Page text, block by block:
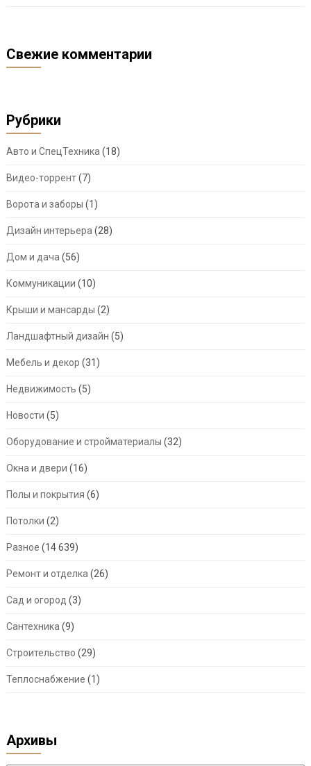
Свежие комментарии
Рубрики
Авто и СпецТехника (18)
Видео-торрент(7)
Ворота и заборы (1)
Дизайн интерьера (28)
Дом и дача (56)
Коммуникации (10)
Крыши и мансарды (2)
Ландшафтный дизайн (5)
Мебель и декор (31)
Недвижимость (5)
Новости (5)
Оборудование и стройматериалы (32)
Окна и двери (16)
Полы и покрытия (6)
Потолки (2)
Разное (14 639)
Ремонт и отделка (26)
Сад и огород (3)
Сантехника (9)
Строительство (29)
Теплоснабжение (1)
Архивы